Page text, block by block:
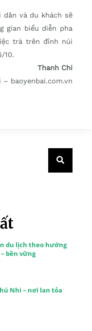
dân và du khách sẽ
gian biểu diễn pha
trà trên đỉnh núi
10.
Thanh Chi
– baoyenbai.com.vn
du lịch theo hướng
bền vững
Nhi – nơi lan tỏa